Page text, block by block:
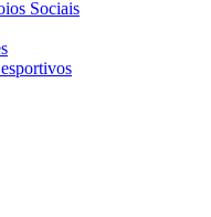
Sociais